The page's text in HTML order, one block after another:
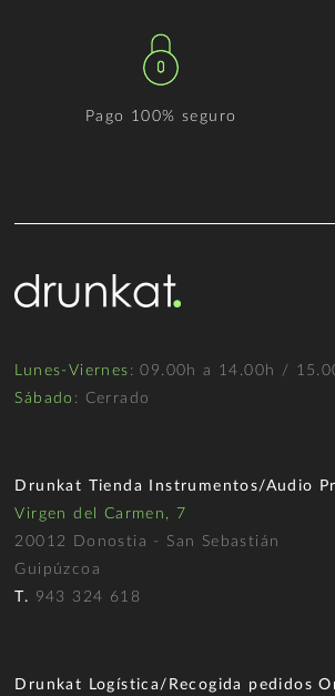
Pago 100% seguro
Lunes-Viernes : 09.00h a 14.00h /
Sábado : Cerrado
Drunkat Tienda Instrumentos/Audio
Virgen del Carmen, 7
20012 Donostia - San Sebastián
Guipúzcoa
T. 943 324 618
Drunkat Logística/Recogida pedidos